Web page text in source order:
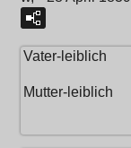
Vater-leiblich
Mutter-leiblich